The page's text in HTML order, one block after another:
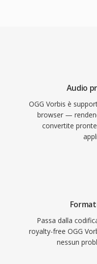
proprio per
modo più
motivo per cui
dove lo spazio è
sonori competono
Audio
OGG Vorbis è
browser —
convertite
Passa dalla
royalty-free OGG
nessun